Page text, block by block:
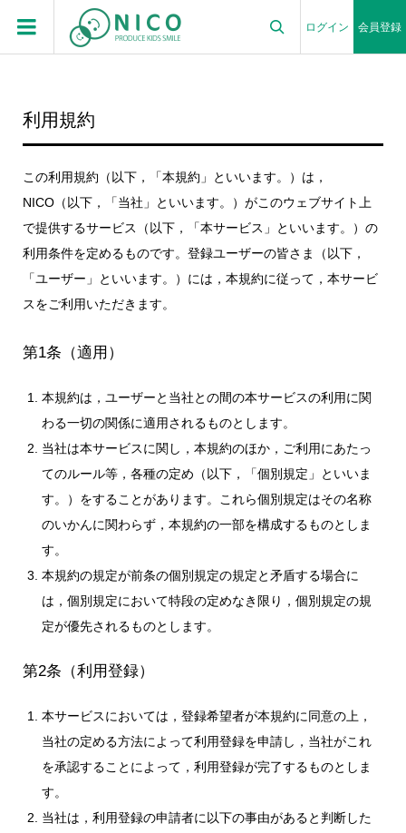
ログイン 会員登録
利用規約
この利用規約（以下，「本規約」といいます。）は，
NICO（以下，「当社」といいます。）がこのウェブサイト上
で提供するサービス（以下，「本サービス」といいます。）の
利用条件を定めるものです。登録ユーザーの皆さま（以下，
「ユーザー」といいます。）には，本規約に従って，本サービ
スをご利用いただきます。
第1条（適用）
本規約は，ユーザーと当社との間の本サービスの利用に関
わる一切の関係に適用されるものとします。
当社は本サービスに関し，本規約のほか，ご利用にあたっ
てのルール等，各種の定め（以下，「個別規定」といいま
す。）をすることがあります。これら個別規定はその名称
のいかんに関わらず，本規約の一部を構成するものとしま
す。
本規約の規定が前条の個別規定の規定と矛盾する場合に
は，個別規定において特段の定めなき限り，個別規定の規
定が優先されるものとします。
第2条（利用登録）
本サービスにおいては，登録希望者が本規約に同意の上，
当社の定める方法によって利用登録を申請し，当社がこれ
を承認することによって，利用登録が完了するものとしま
す。
当社は，利用登録の申請者に以下の事由があると判断した